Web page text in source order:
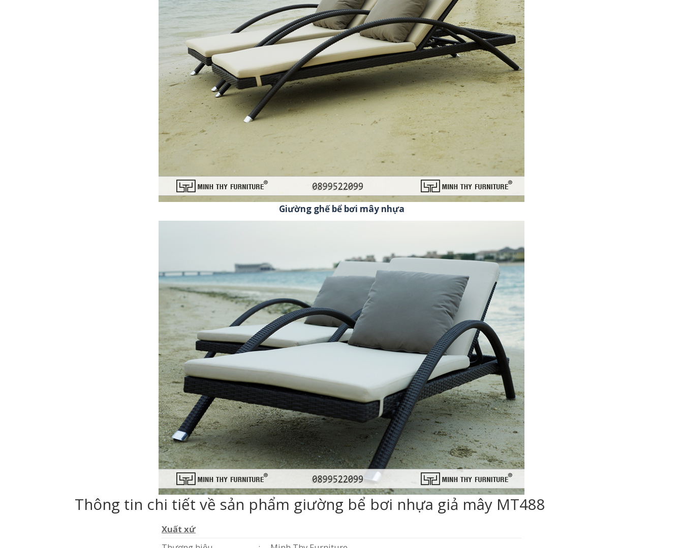
Giường ghế bể bơi mây nhựa
Thông tin chi tiết về sản phẩm giường bể bơi nhựa giả mây MT488
Xuất xứ